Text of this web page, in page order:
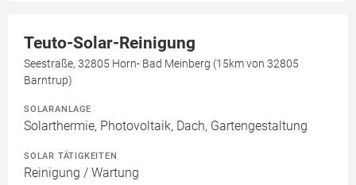
Teuto-Solar-Reinigung
Seestraße, 32805 Horn- Bad Meinberg (15km von 32805
Barntrup)
SOLARANLAGE
Solarthermie, Photovoltaik, Dach, Gartengestaltung
SOLAR TÄTIGKEITEN
Reinigung / Wartung